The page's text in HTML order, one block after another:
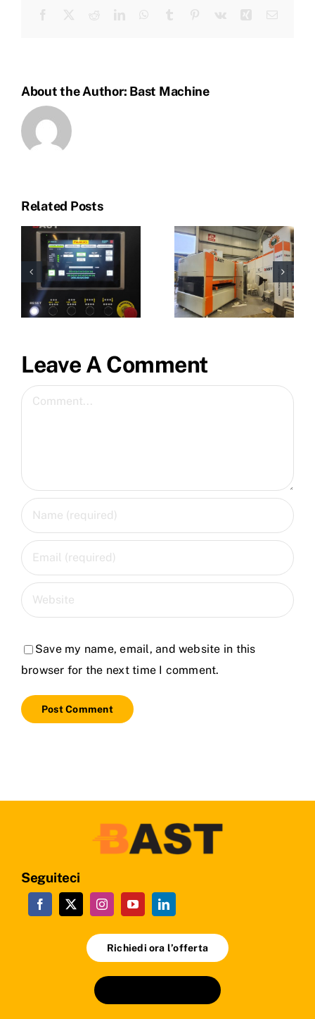
About the Author: Bast Machine
Related Posts
Leave A Comment
Comment
Save my name, email, and website in this
browser for the next time I comment.
Seguiteci
Richiedi ora l’offerta